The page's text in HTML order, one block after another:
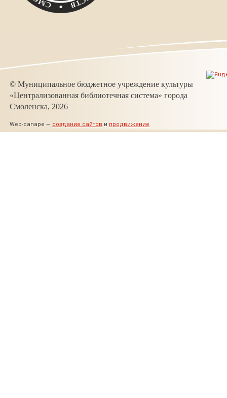
© Муниципальное бюджетное учреждение культуры
«Централизованная библиотечная система» города
Смоленска, 2026
Web-canape — создание сайтов и продвижение